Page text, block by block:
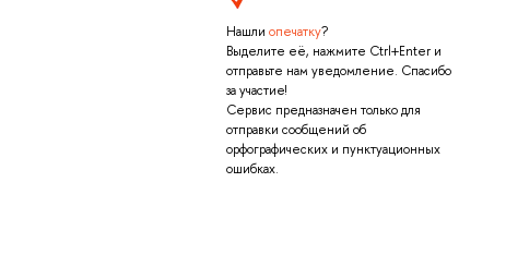
Нашли опечатку?
Выделите её, нажмите Ctrl+Enter и
отправьте нам уведомление. Спасибо
за участие!
Сервис предназначен только для
отправки сообщений об
орфографических и пунктуационных
ошибках.